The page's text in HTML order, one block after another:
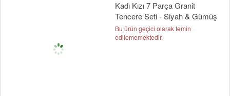
Kadı Kızı 7 Parça Granit
Tencere Seti - Siyah & Gümüş
Bu ürün geçici olarak temin
edilememektedir.